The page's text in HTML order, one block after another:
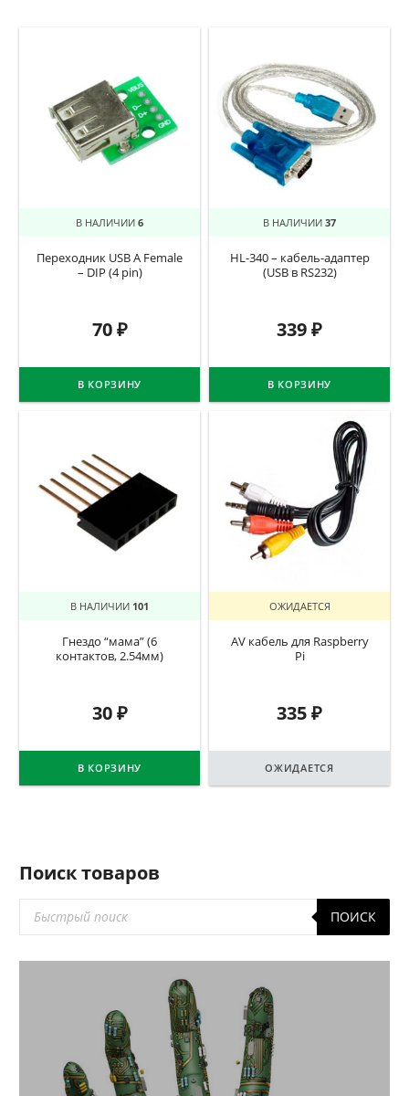
В НАЛИЧИИ 6
Переходник USB A Female
– DIP (4 pin)
70₽
В КОРЗИНУ
В НАЛИЧИИ 37
HL-340 – кабель-адаптер
(USB в RS232)
339₽
В КОРЗИНУ
В НАЛИЧИИ 101
Гнездо “мама” (6
контактов, 2.54мм)
30₽
В КОРЗИНУ
ОЖИДАЕТСЯ
AV кабель для Raspberry
Pi
335₽
ОЖИДАЕТСЯ
Поиск товаров
товаров
ПОИСК